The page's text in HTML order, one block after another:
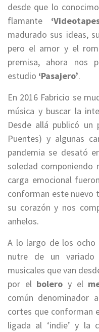
desde que lo
flamante
madurado sus ideas,
pero el amor y el
premisa, ahora nos
estudio ‘Pasajero’.
En 2016 Fabricio se
música y buscar la
Desde allá publicó
Puentes) y algunas
pandemia se desató
soledad componiendo
carga emocional
conforman este nuevo
su corazón y nos
anhelos.
A lo largo de los ocho
nutre de un
musicales que van
por el bolero y el
común denominador
cortes que conforman
ligada al ‘indie’ y la